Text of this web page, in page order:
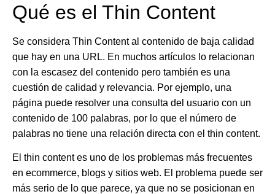
Qué es el Thin Content
Se considera Thin Content al contenido de baja calidad
que hay en una URL. En muchos artículos lo relacionan
con la escasez del contenido pero también es una
cuestión de calidad y relevancia. Por ejemplo, una
página puede resolver una consulta del usuario con un
contenido de 100 palabras, por lo que el número de
palabras no tiene una relación directa con el thin content.
El thin content es uno de los problemas más frecuentes
en ecommerce, blogs y sitios web. El problema puede ser
más serio de lo que parece, ya que no se posicionan en